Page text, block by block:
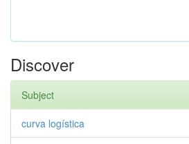
Discover
Subject
curva logística